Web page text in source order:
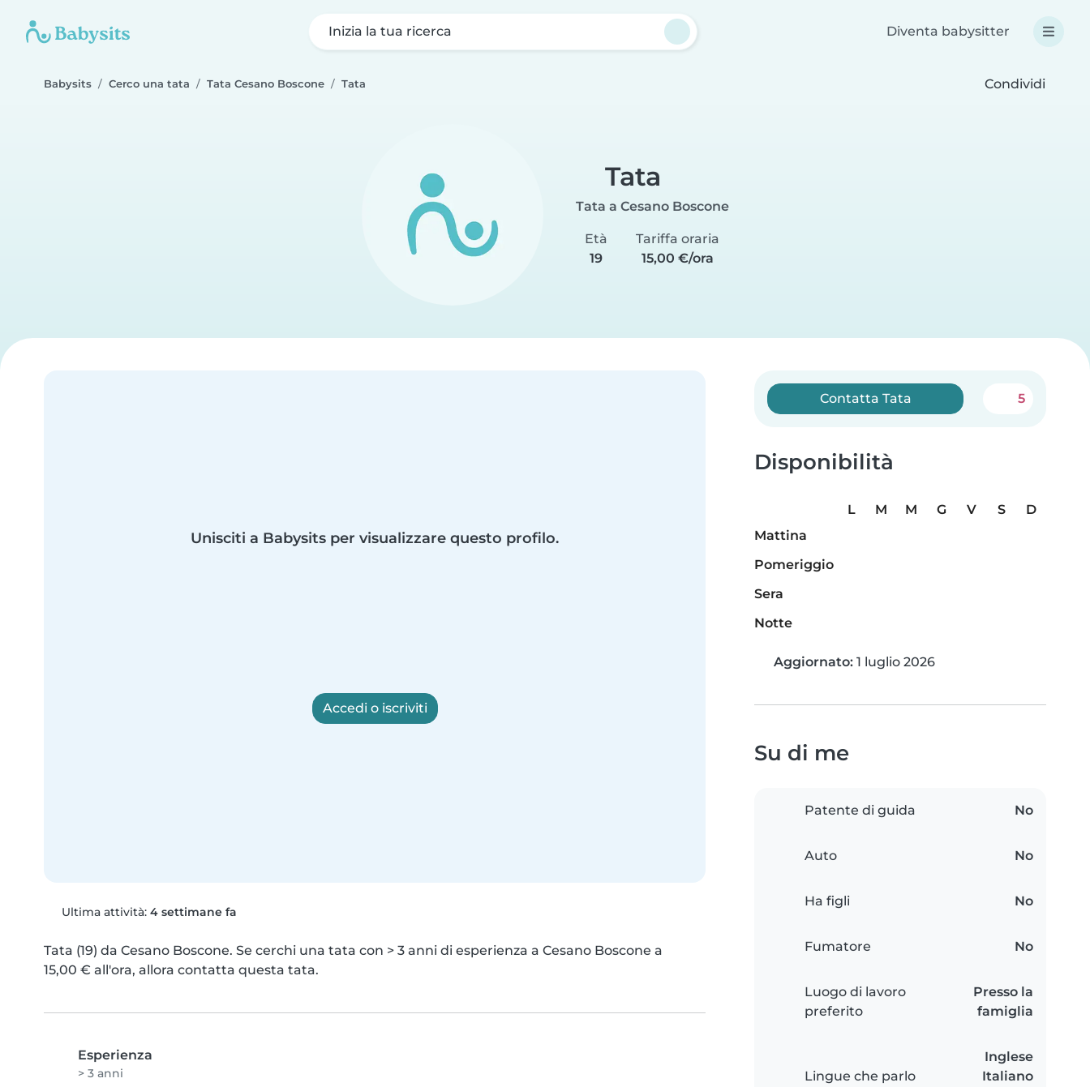
Inizia la tua ricerca Diventa babysitter
Babysits Cerco una tata Tata Cesano Boscone Tata Condividi
Tata
Tata a Cesano Boscone
Età
19
Tariffa oraria
15,00 €/ora
Unisciti a Babysits per visualizzare questo profilo.
Accedi o iscriviti
Ultima attività: 4 settimane fa
Tata (19) da Cesano Boscone. Se cerchi una tata con > 3 anni di esperienza a Cesano Boscone a
15,00 € all'ora, allora contatta questa tata.
Esperienza
> 3 anni
Contatta Tata 5
Disponibilità
L M M G V S
D
Mattina
Pomeriggio
Sera
Notte
Aggiornato: 1 luglio 2026
Su di me
Patente di guida No
Auto No
Ha figli No
Fumatore No
Luogo di lavoro
preferito
Presso la
famiglia
Lingue che parlo
Inglese
Italiano